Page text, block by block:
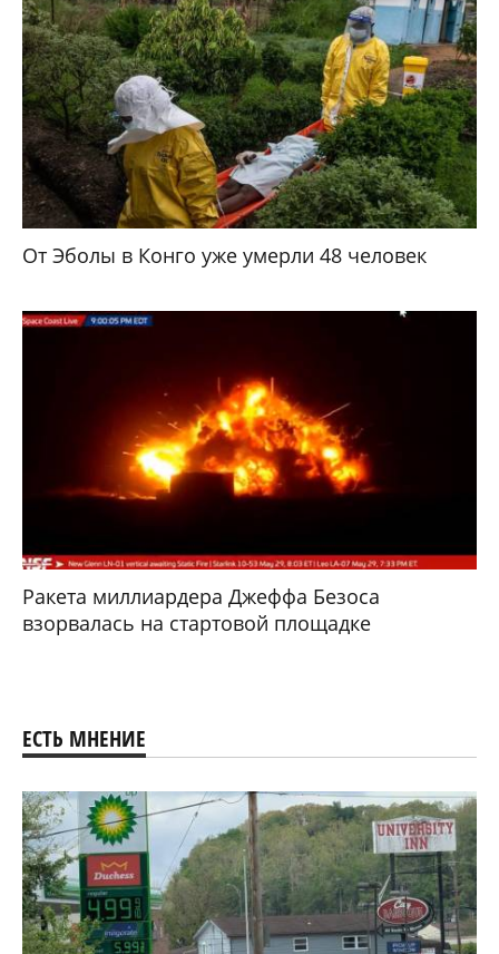
От Эболы в Конго уже умерли 48 человек
Ракета миллиардера Джеффа Безоса
взорвалась на стартовой площадке
ЕСТЬ МНЕНИЕ